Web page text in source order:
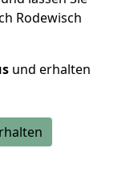
Rodewisch
und erhalten